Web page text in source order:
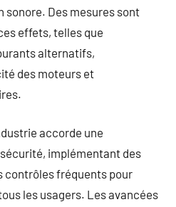
Des mesures sont
effets, telles que
alternatifs,
des moteurs et
accorde une
implémentant des
contrôles fréquents pour
les usagers. Les avancées